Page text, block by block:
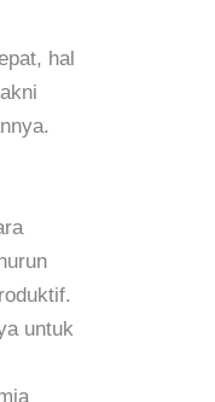
hal
untuk